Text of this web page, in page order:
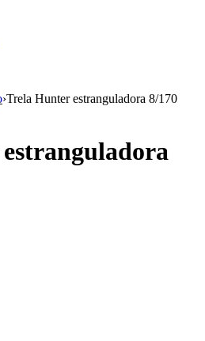
›Trela Hunter estranguladora 8/170